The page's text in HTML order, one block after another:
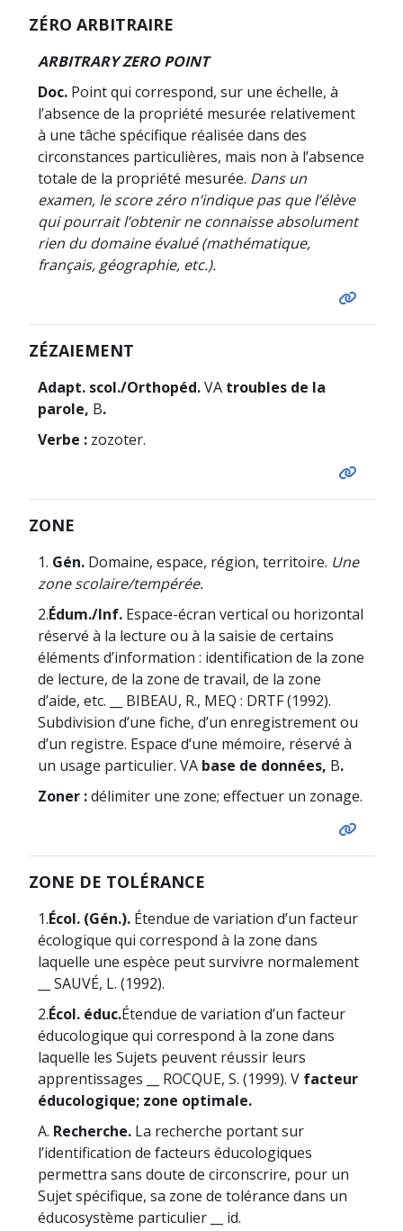
ZÉRO ARBITRAIRE
ARBITRARY ZERO POINT
Doc.Point qui correspond, sur une échelle, à
l’absence de la propriété mesurée relativement
à une tâche spécifique réalisée dans des
circonstances particulières, mais non à l’absence
totale de la propriété mesurée. Dans un
examen, le score zéro n’indique pas que l’élève
qui pourrait l’obtenir ne connaisse absolument
rien du domaine évalué (mathématique,
français, géographie, etc.).
ZÉZAIEMENT
Adapt. scol./Orthopéd.VA troubles de la
parole, B.
Verbe : zozoter.
ZONE
1. Gén. Domaine, espace, région, territoire. Une
zone scolaire/tempérée.
2.Édum./Inf. Espace-écran vertical ou horizontal
réservé à la lecture ou à la saisie de certains
éléments d’information : identification de la zone
de lecture, de la zone de travail, de la zone
d’aide, etc. __ BIBEAU, R., MEQ : DRTF (1992).
Subdivision d’une fiche, d’un enregistrement ou
d’un registre. Espace d’une mémoire, réservé à
un usage particulier. VA base de données, B.
Zoner :délimiter une zone; effectuer un zonage.
ZONE DE TOLÉRANCE
1.Écol. (Gén.). Étendue de variation d’un facteur
écologique qui correspond à la zone dans
laquelle une espèce peut survivre normalement
__ SAUVÉ, L. (1992).
2.Écol. éduc.Étendue de variation d’un facteur
éducologique qui correspond à la zone dans
laquelle les Sujets peuvent réussir leurs
apprentissages __ ROCQUE, S. (1999). V facteur
éducologique; zone optimale.
A. Recherche.La recherche portant sur
l’identification de facteurs éducologiques
permettra sans doute de circonscrire, pour un
Sujet spécifique, sa zone de tolérance dans un
éducosystème particulier __ id.